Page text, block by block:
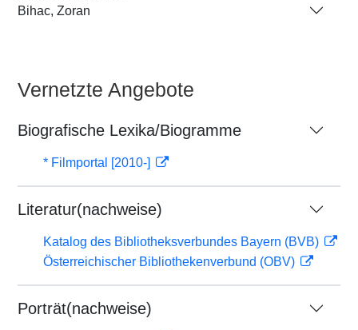
Bihac, Zoran
Vernetzte Angebote
Biografische Lexika/Biogramme
* Filmportal [2010-]
Literatur(nachweise)
Katalog des Bibliotheksverbundes Bayern (BVB)
Österreichischer Bibliothekenverbund (OBV)
Porträt(nachweise)